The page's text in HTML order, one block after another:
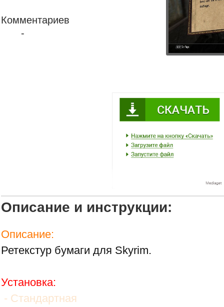
Комментариев
-
Описание и инструкции:
Описание:
Ретекстур бумаги для Skyrim.
Установка:
- Стандартная